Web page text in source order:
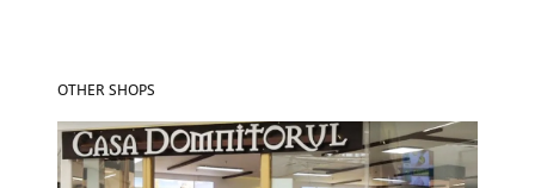
OTHER SHOPS